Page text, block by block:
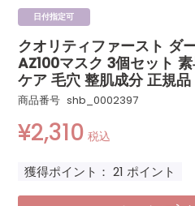
日付指定可
クオリティファースト ダ
AZ100マスク 3個セット
ケア 毛穴 整肌成分 正規
商品番号 shb_0002397
¥2,310 税込
獲得ポイント： 21 ポイント